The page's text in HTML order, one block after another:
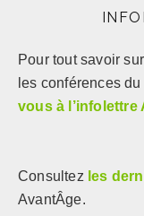
Pour tout savoir
les conférences
vous à
Consultez les
AvantÂge.